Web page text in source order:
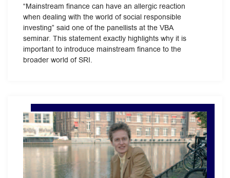
“Mainstream finance can have an allergic reaction
when dealing with the world of social responsible
investing” said one of the panellists at the VBA
seminar. This statement exactly highlights why it is
important to introduce mainstream finance to the
broader world of SRI.